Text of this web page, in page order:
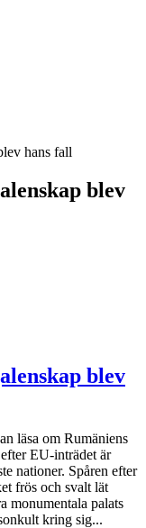
hans fall
blev
blev
läsa om Rumäniens
EU-inträdet är
nationer. Spåren efter
frös och svalt lät
monumentala palats
kring sig...